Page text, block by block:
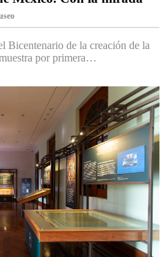
Bicentenario de la creación de la
por primera…